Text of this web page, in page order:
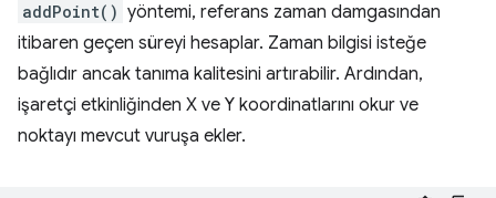
addPoint() yöntemi, referans zaman damgasından
itibaren geçen süreyi hesaplar. Zaman bilgisi isteğe
bağlıdır ancak tanıma kalitesini artırabilir. Ardından,
işaretçi etkinliğinden X ve Y koordinatlarını okur ve
noktayı mevcut vuruşa ekler.